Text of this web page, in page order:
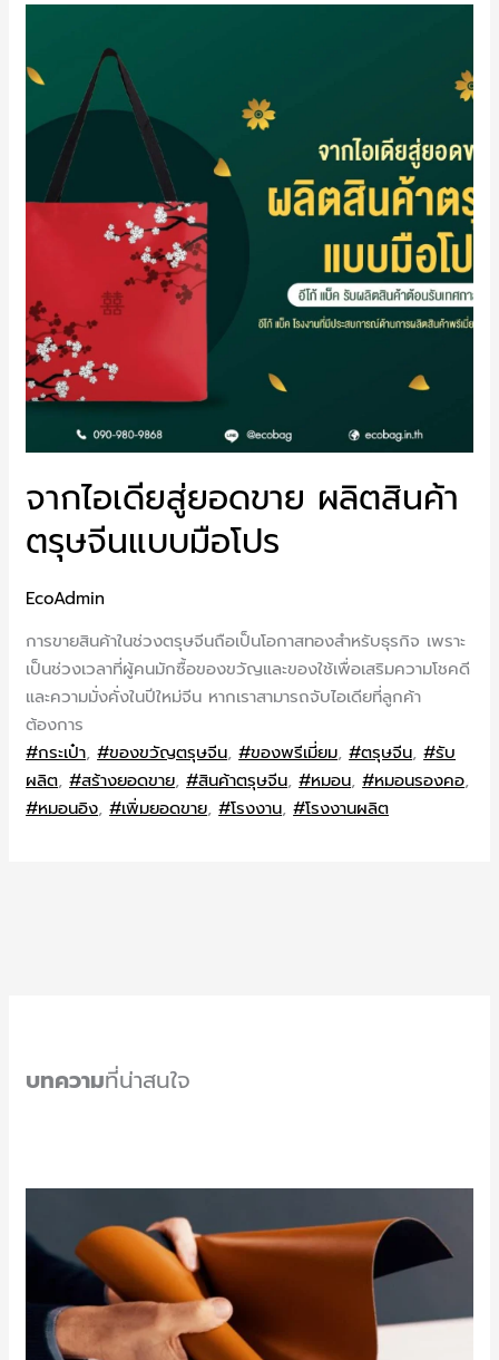
จากไอเดียสู่ยอดขาย ผลิตสินค้า
ตรุษจีนแบบมือโปร
EcoAdmin
การขายสินค้าในช่วงตรุษจีนถือเป็นโอกาสทองสำหรับธุรกิจ เพราะ
เป็นช่วงเวลาที่ผู้คนมักซื้อของขวัญและของใช้เพื่อเสริมความโชคดี
และความมั่งคั่งในปีใหม่จีน หากเราสามารถจับไอเดียที่ลูกค้า
ต้องการ
#กระเป๋า,#ของขวัญตรุษจีน,#ของพรีเมี่ยม,#ตรุษจีน,#รับ
ผลิต,#สร้างยอดขาย,#สินค้าตรุษจีน,#หมอน,#หมอนรองคอ,
#หมอนอิง,#เพิ่มยอดขาย,#โรงงาน,#โรงงานผลิต
บทความที่น่าสนใจ